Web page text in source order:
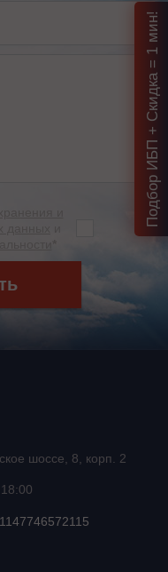
шоссе, 8, корп. 2
Подбор ИБП + Скидка = 1 мин!